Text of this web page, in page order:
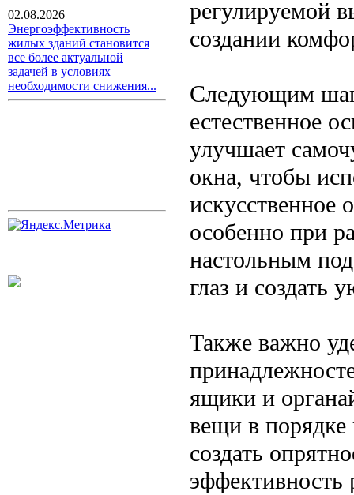
02.08.2026
Энергоэффективность
жилых зданий становится
все более актуальной
задачей в условиях
необходимости снижения...
регулируемой
создании
Следующим
естественное
улучшает
окна, чтобы
искусственное
особенно при
настольным
глаз и создать
Также важно
ящики и
вещи в
создать
эффективность